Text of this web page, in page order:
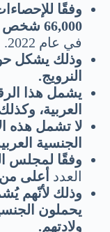
وفقًا
66,000 شخص من أصل عربي
في عام 2022.
النرويج.
يشمل هذا
العربية،
لا تشمل هذه
الجنسية
وفقًا لمجلس
العدد أعلى من 80,000
وذلك لأنّهم
يحملون
ولادتهم.